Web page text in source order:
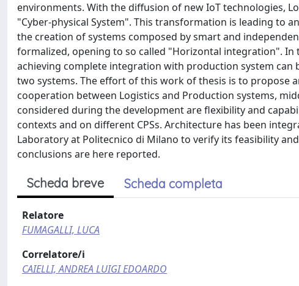
environments. With the diffusion of new IoT technologies,
"Cyber-physical System". This transformation is leading to
the creation of systems composed by smart and
formalized, opening to so called "Horizontal integration".
achieving complete integration with production system
two systems. The effort of this work of thesis is to propose
cooperation between Logistics and Production systems,
considered during the development are flexibility and
contexts and on different CPSs. Architecture has been
Laboratory at Politecnico di Milano to verify its feasibility
conclusions are here reported.
Scheda breve Scheda completa
Relatore
FUMAGALLI, LUCA
Correlatore/i
CAIELLI, ANDREA LUIGI EDOARDO